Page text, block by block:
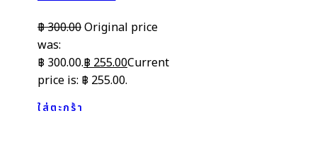
฿300.00Original price
was:
฿ 300.00.฿ 255.00Current
price is: ฿ 255.00.
ใส่ตะกร้า